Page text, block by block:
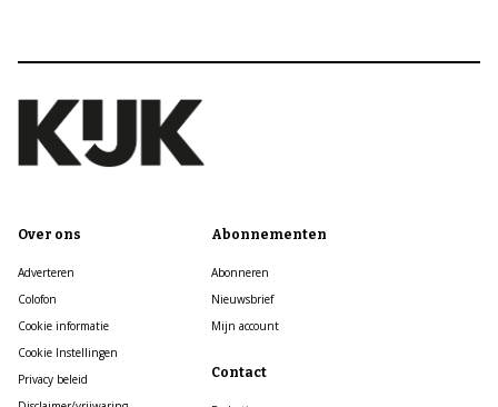
Over ons
Adverteren
Colofon
Cookie informatie
Cookie Instellingen
Privacy beleid
Abonnementen
Abonneren
Nieuwsbrief
Mijn account
Contact